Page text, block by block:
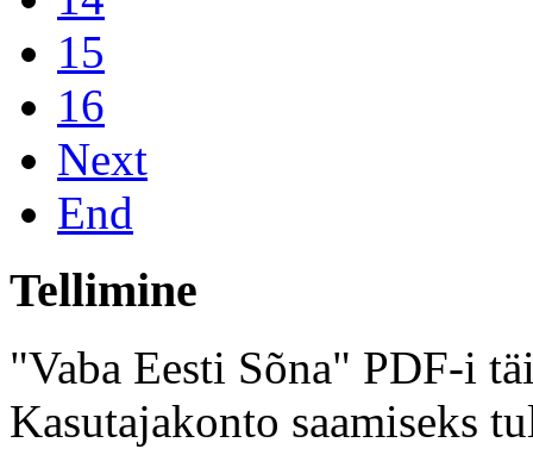
15
16
Next
End
Tellimine
"Vaba Eesti Sõna" PDF-i
Kasutajakonto saamiseks